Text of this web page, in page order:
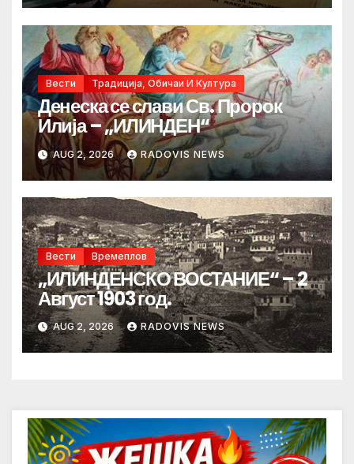
Вести Традиција, Обичаи И Култура
Денеска се слави Св. Пророк
Илија – „ИЛИНДЕН“
AUG 2, 2026 RADOVIS NEWS
Вести Времеплов
„ИЛИНДЕНСКО ВОСТАНИЕ“ – 2
Август 1903 год.
AUG 2, 2026 RADOVIS NEWS